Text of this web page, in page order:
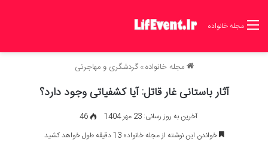
مجله خانواده
مجله خانواده» گردشگری و مهاجرتی
آثار باستانی غار قاتل: آیا کشفیاتی وجود دارد؟
آخرین به روز رسانی: 23 مهر 1404
46
خواندن این نوشته از مجله خانواده 13 دقیقه طول خواهد کشید